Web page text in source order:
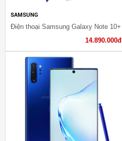
SAMSUNG
Điện thoại Samsung Galaxy Note 10+
14.890.000đ